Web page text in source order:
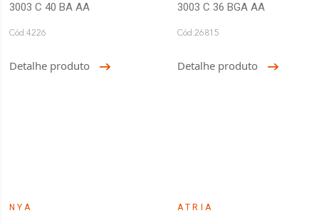
3003 C 40 BA AA
Cód:4226
Detalhe produto
3003 C 36 BGA AA
Cód:26815
Detalhe produto
NYA ATRIA